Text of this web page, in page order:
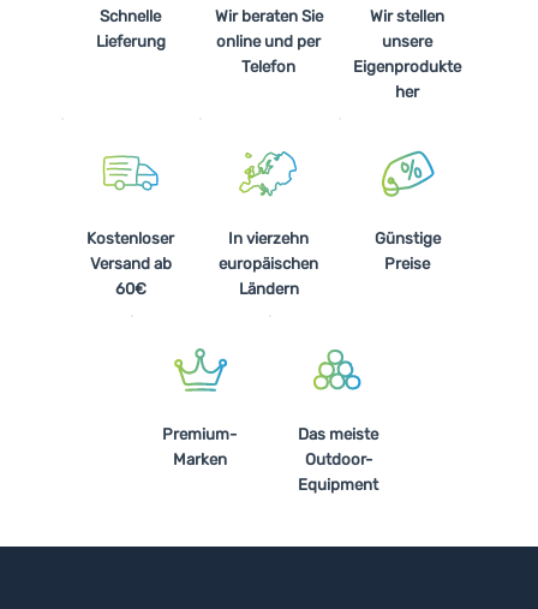
Schnelle
Lieferung
Wir beraten Sie
online und per
Telefon
Wir stellen
unsere
Eigenprodukte
her
Kostenloser
Versand ab
60€
In vierzehn
europäischen
Ländern
Günstige
Preise
Premium-
Marken
Das meiste
Outdoor-
Equipment